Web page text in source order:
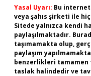
Yasal Uyarı: Bu
veya şahıs şirketi ile
Sitede yalnızca kendi
paylaşılmaktadır.
taşımamakta olup,
paylaşım
benzerlikleri
taslak halindedir ve